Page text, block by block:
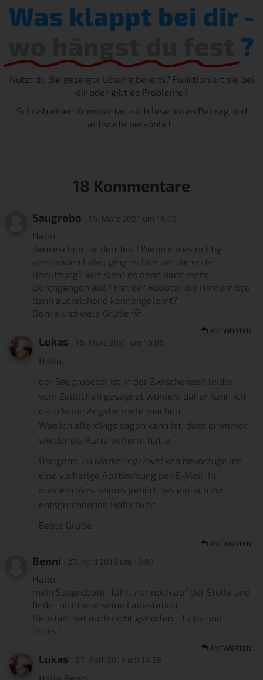
Was klappt bei dir -
?
Nutzt du die gezeigte Lösung bereits? Funktioniert sie bei
dir oder gibt es Probleme?
Schreib einen Kommentar – ich lese jeden Beitrag und
antworte persönlich.
18 Kommentare
Saugrobo · 15. März 2021 um 16:02
Hallo,
dankeschön für den Test! Wenn ich es richtig
verstanden habe, ging es hier um die erste
Benutzung? Wie sieht es denn nach mehr
Durchgängen aus? Hat der Roboter die Hindernisse
dann ausreichend kennengelernt?
Danke und viele Grüße 🙂
ANTWORTEN
Lukas · 15. März 2021 um 16:05
Hallo,
der Saugroboter ist in der Zwischenzeit leider
vom Zeitlichen gesegnet worden, daher kann ich
dazu keine Angabe mehr machen.
Was ich allerdings sagen kann ist, dass er immer
wieder die Karte verlernt hatte.
Übrigens: Zu Marketing-Zwecken bevorzuge ich
eine vorherige Abstimmung per E-Mail. In
meinem Verständnis gehört das einfach zur
entsprechenden Höflichkeit.
Beste Grüße
ANTWORTEN
Benni · 27. April 2019 um 10:09
Hallo,
mein Saugroboter fährt nur noch auf der Stelle und
findet nicht mal seine Ladestation.
Neustart hat auch nicht geholfen…Tipps und
Tricks?
ANTWORTEN
Lukas · 27. April 2019 um 14:28